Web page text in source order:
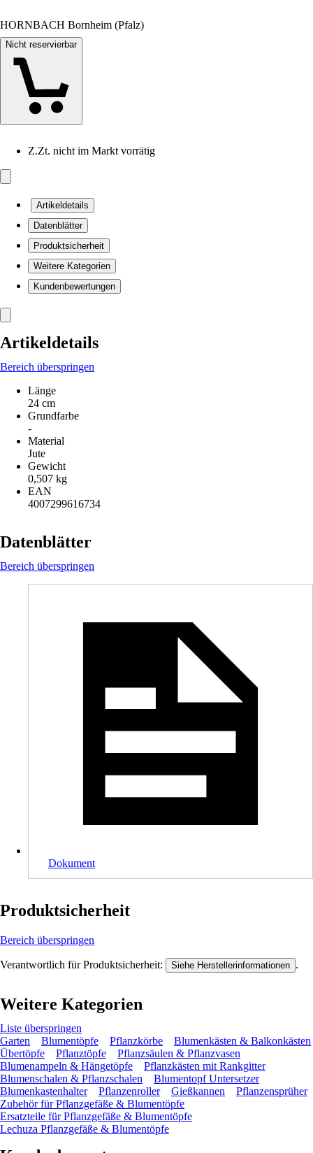
HORNBACH Bornheim (Pfalz)
Nicht reservierbar
Z.Zt. nicht im Markt vorrätig
Artikeldetails
Datenblätter
Produktsicherheit
Weitere Kategorien
Kundenbewertungen
Artikeldetails
Bereich überspringen
Länge
24 cm
Grundfarbe
-
Material
Jute
Gewicht
0,507 kg
EAN
4007299616734
Datenblätter
Bereich überspringen
Dokument
Produktsicherheit
Bereich überspringen
Verantwortlich für Produktsicherheit: Siehe Herstellerinformationen .
Weitere Kategorien
Liste überspringen
Garten
Blumentöpfe Pflanzkörbe
Blumenkästen & Balkonkästen
Übertöpfe
Pflanztöpfe
Pflanzsäulen & Pflanzvasen
Blumenampeln & Hängetöpfe
Pflanzkästen mit Rankgitter
Blumenschalen & Pflanzschalen
Blumentopf Untersetzer
Blumenkastenhalter
Pflanzenroller Gießkannen
Pflanzensprüher
Zubehör für Pflanzgefäße & Blumentöpfe
Ersatzteile für Pflanzgefäße & Blumentöpfe
Lechuza Pflanzgefäße & Blumentöpfe